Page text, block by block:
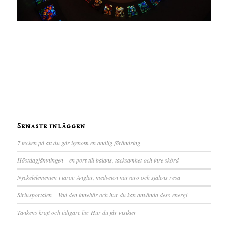
Senaste inläggen
7 tecken på att du går igenom en andlig förändring
Höstdagjämningen – en port till balans, tacksamhet och inre skörd
Nyckelelementen i tarot: Änglar, medveten närvaro och själens resa
Siriusportalen – Vad den innebär och hur du kan använda dess energi
Tankens kraft och tidigare liv: Hur du får insikter